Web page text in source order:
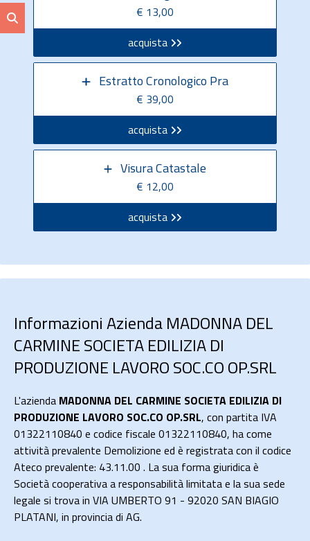
€ 13,00
acquista
Estratto Cronologico Pra
€ 39,00
acquista
Visura Catastale
€ 12,00
acquista
Informazioni Azienda MADONNA DEL
CARMINE SOCIETA EDILIZIA DI
PRODUZIONE LAVORO SOC.CO OP.SRL
L'azienda MADONNA DEL CARMINE SOCIETA EDILIZIA DI
PRODUZIONE LAVORO SOC.CO OP.SRL, con partita IVA
01322110840 e codice fiscale 01322110840, ha come
attività prevalente Demolizione ed è registrata con il codice
Ateco prevalente: 43.11.00 . La sua forma giuridica è
Società cooperativa a responsabilità limitata e la sua sede
legale si trova in VIA UMBERTO 91 - 92020 SAN BIAGIO
PLATANI, in provincia di AG.